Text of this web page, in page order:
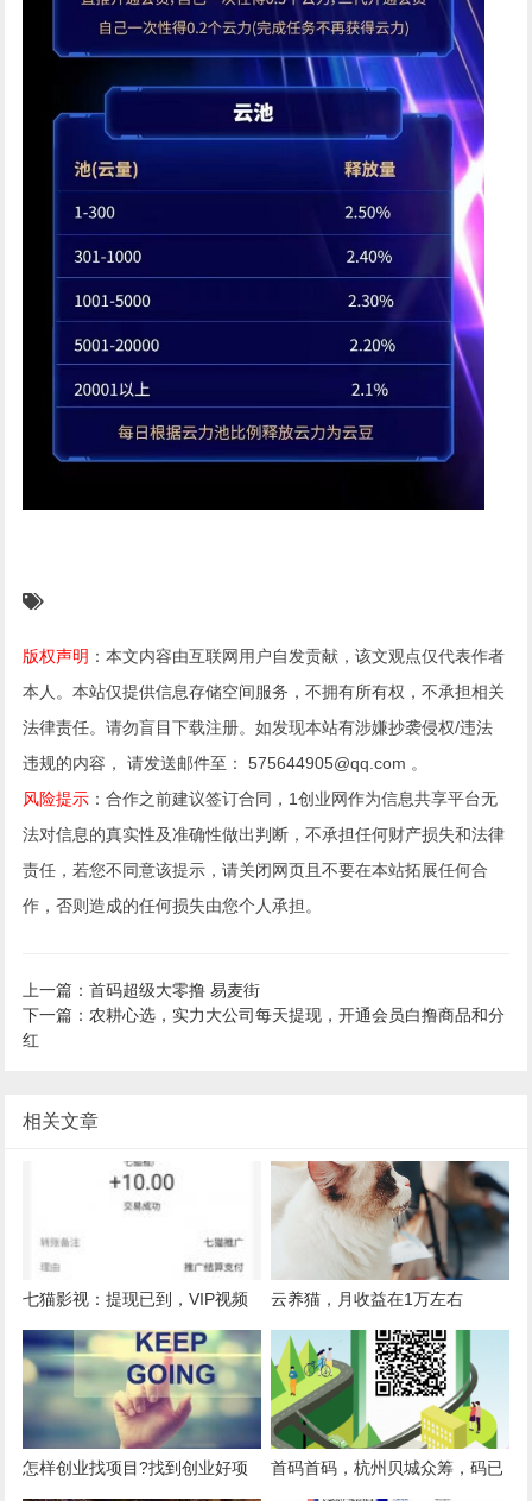
版权声明 ：本文内容由互联网用户自发贡献，该文观点仅代表作者
本人。本站仅提供信息存储空间服务，不拥有所有权，不承担相关
法律责任。请勿盲目下载注册。如发现本站有涉嫌抄袭侵权/违法
违规的内容， 请发送邮件至： 575644905@qq.com 。
风险提示 ：合作之前建议签订合同，1创业网作为信息共享平台无
法对信息的真实性及准确性做出判断，不承担任何财产损失和法律
责任，若您不同意该提示，请关闭网页且不要在本站拓展任何合
作，否则造成的任何损失由您个人承担。
上一篇：首码超级大零撸 易麦街
下一篇：农耕心选，实力大公司每天提现，开通会员白撸商品和分
红
相关文章
七猫影视：提现已到，VIP视频
免费看，自动分享日赚100
云养猫，月收益在1万左右
怎样创业找项目?找到创业好项
首码首码，杭州贝城众筹，码已